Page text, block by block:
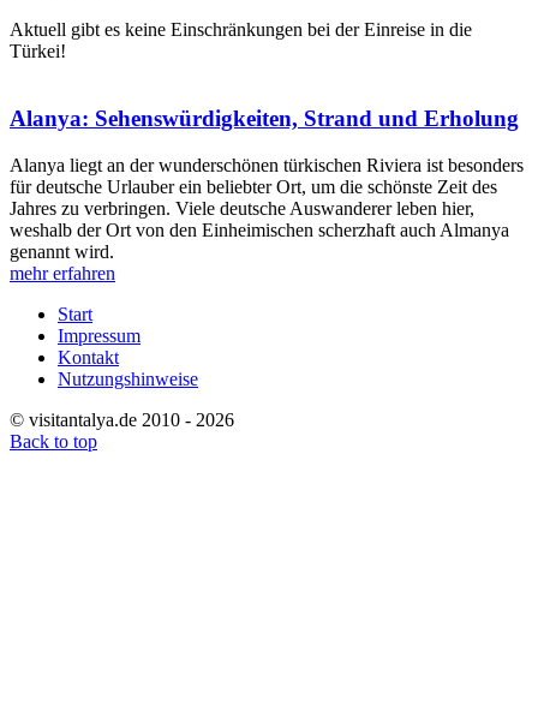
Aktuell gibt es keine Einschränkungen bei der Einreise in die
Türkei!
Alanya: Sehenswürdigkeiten, Strand und Erholung
Alanya liegt an der wunderschönen türkischen Riviera ist besonders
für deutsche Urlauber ein beliebter Ort, um die schönste Zeit des
Jahres zu verbringen. Viele deutsche Auswanderer leben hier,
weshalb der Ort von den Einheimischen scherzhaft auch Almanya
genannt wird.
mehr erfahren
Start
Impressum
Kontakt
Nutzungshinweise
© visitantalya.de 2010 - 2026
Back to top